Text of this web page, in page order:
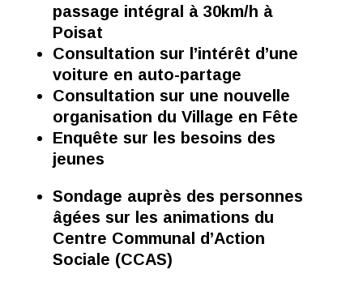
passage intégral à 30km/h à
Poisat
Consultation sur l’intérêt d’une
voiture en auto-partage
Consultation sur une nouvelle
organisation du Village en Fête
Enquête sur les besoins des
jeunes
Sondage auprès des personnes
âgées sur les animations du
Centre Communal d’Action
Sociale (CCAS)